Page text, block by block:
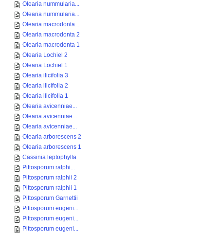
Olearia nummularia...
Olearia nummularia...
Olearia macrodonta...
Olearia macrodonta 2
Olearia macrodonta 1
Olearia Lochiel 2
Olearia Lochiel 1
Olearia ilicifolia 3
Olearia ilicifolia 2
Olearia ilicifolia 1
Olearia avicenniae...
Olearia avicenniae...
Olearia avicenniae...
Olearia arborescens 2
Olearia arborescens 1
Cassinia leptophylla
Pittosporum ralphi...
Pittosporum ralphii 2
Pittosporum ralphii 1
Pittosporum Garnettii
Pittosporum eugeni...
Pittosporum eugeni...
Pittosporum eugeni...